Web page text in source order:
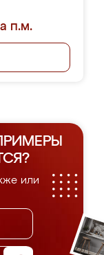
п.м.
или